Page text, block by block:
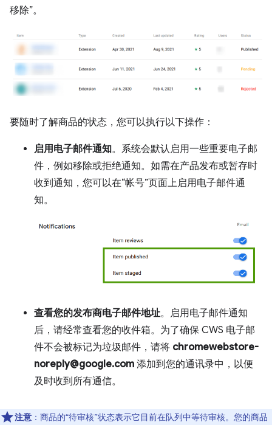
移除”。
要随时了解商品的状态，您可以执行以下操作：
启用电子邮件通知。系统会默认启用一些重要电子邮
件，例如移除或拒绝通知。如需在产品发布或暂存时
收到通知，您可以在“帐号”页面上启用电子邮件通
知。
查看您的发布商电子邮件地址。启用电子邮件通知
后，请经常查看您的收件箱。为了确保 CWS 电子邮
件不会被标记为垃圾邮件，请将 chromewebstore-
noreply@google.com 添加到您的通讯录中，以便
及时收到所有通信。
注意 ：商品的“待审核”状态表示它目前在队列中等待审核。您的商品